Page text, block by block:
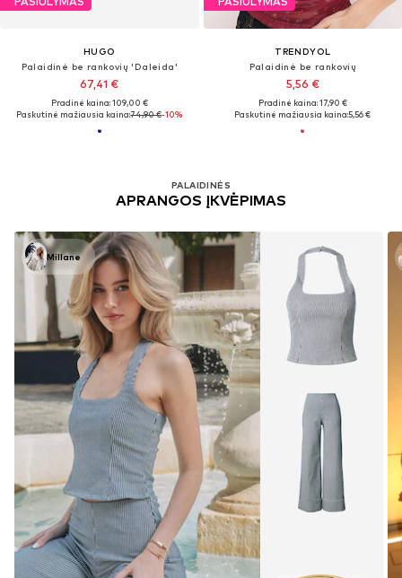
HUGO
Palaidinė be rankovių 'Daleida'
67,41 €
Pradinė kaina: 109,00 €
Paskutinė mažiausia kaina:74,90 €-10%
TRENDYOL
Palaidinė be rankovių
5,56 €
Pradinė kaina: 17,90 €
Paskutinė mažiausia kaina:5,56 €
PALAIDINĖS
APRANGOS ĮKVĖPIMAS
Millane